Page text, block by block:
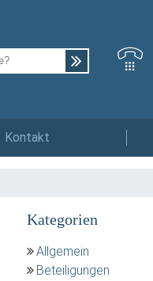
Kontakt
Kategorien
Allgemein
Beteiligungen